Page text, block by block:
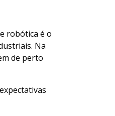
robótica é o
Na
de perto